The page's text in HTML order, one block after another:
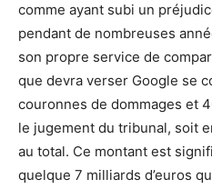
comme ayant subi un
pendant de nombreuses
son propre service de
que devra verser Google se
couronnes de dommages et
le jugement du tribunal, soit
au total. Ce montant est
quelque 7 milliards d’euros